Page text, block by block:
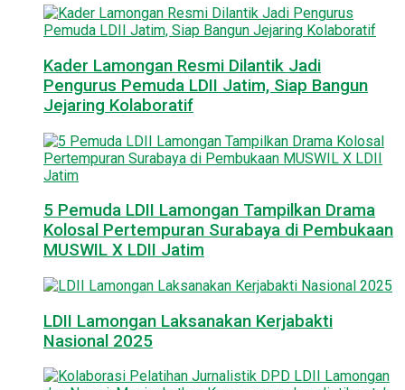
Kader Lamongan Resmi Dilantik Jadi
Pengurus Pemuda LDII Jatim, Siap Bangun
Jejaring Kolaboratif
5 Pemuda LDII Lamongan Tampilkan Drama
Kolosal Pertempuran Surabaya di Pembukaan
MUSWIL X LDII Jatim
LDII Lamongan Laksanakan Kerjabakti
Nasional 2025